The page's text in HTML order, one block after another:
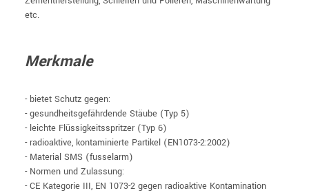
etc.
Merkmale
- bietet Schutz gegen:
- gesundheitsgefährdende Stäube (Typ 5)
- leichte Flüssigkeitsspritzer (Typ 6)
- radioaktive, kontaminierte Partikel (EN1073-2:2002)
- Material SMS (fusselarm)
- Normen und Zulassung:
- CE Kategorie III, EN 1073-2 gegen radioaktive Kontamination